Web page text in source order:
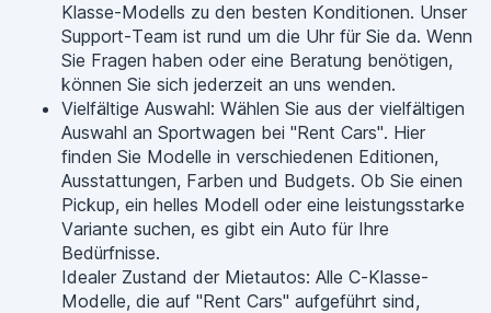
Klasse-Modells zu den besten Konditionen. Unser
Support-Team ist rund um die Uhr für Sie da. Wenn
Sie Fragen haben oder eine Beratung benötigen,
können Sie sich jederzeit an uns wenden.
Vielfältige Auswahl: Wählen Sie aus der vielfältigen
Auswahl an Sportwagen bei "Rent Cars". Hier
finden Sie Modelle in verschiedenen Editionen,
Ausstattungen, Farben und Budgets. Ob Sie einen
Pickup, ein helles Modell oder eine leistungsstarke
Variante suchen, es gibt ein Auto für Ihre
Bedürfnisse.
Idealer Zustand der Mietautos: Alle C-Klasse-
Modelle, die auf "Rent Cars" aufgeführt sind,